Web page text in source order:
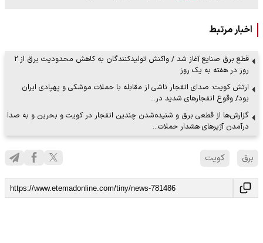
اخبار مرتبط
قطع برق صنایع آغاز شد / واکنش تولیدکنندگان به کاهش محدودیت برق از ۲
روز در هفته به یک روز
ارتش کویت: صدای انفجار ناشی از مقابله با حملات موشکی و پهپادی ایران
بود/ وقوع انفجارهای شدید در…
گزارش‌ها از قطعی برق و شنیده‌شدن چندین انفجار در کویت و بحرین و به صدا
درآمدن آژیرهای هشدار حملات…
برق کویت